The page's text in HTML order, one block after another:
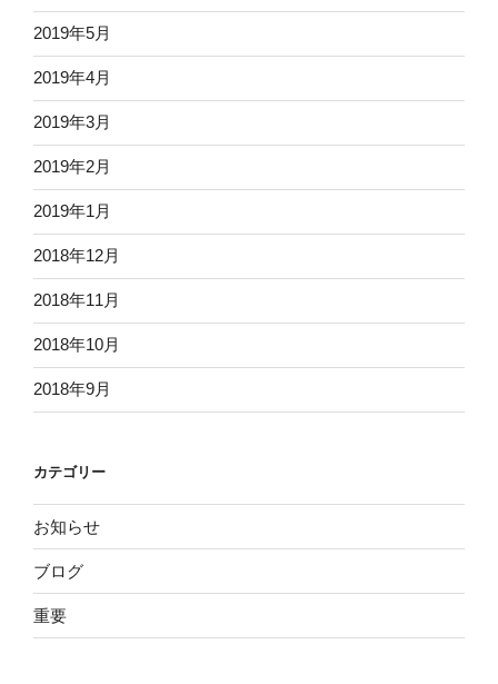
2019年5月
2019年4月
2019年3月
2019年2月
2019年1月
2018年12月
2018年11月
2018年10月
2018年9月
カテゴリー
お知らせ
ブログ
重要